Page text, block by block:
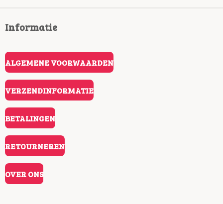
Informatie
ALGEMENE VOORWAARDEN
VERZENDINFORMATIE
BETALINGEN
RETOURNEREN
OVER ONS